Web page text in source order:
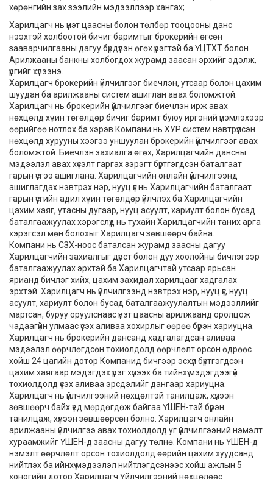
хөрөнгийн зах зээлийн мэдээллээр хангах;
Харилцагч нь үнэт цаасны болон төлбөр тооцооны данс
нээхтэй холбоотой бичиг баримтыг брокерийн өгсөн
зааварчилгааны дагуу бүрдүүлэн өгөх үүрэгтэй ба ҮЦТХТ болон
Арилжааны банкны холбогдох журамд заасан эрхийг эдэлж,
үүргийг хүлээнэ.
Харилцагч брокерийн үйлчилгээг биечлэн, утсаар болон цахим
шуудан ба арилжааны систем ашиглан авах боломжтой.
Харилцагч нь брокерийн үйлчилгээг биечлэн ирж авах
нөхцөлд хүчин төгөлдөр бичиг баримт буюу иргэний үнэмлэхээр
өөрийгөө нотлох ба хэрэв Компани нь ХУР систем нэвтрүүлсэн
нөхцөлд хурууны хээгээ уншуулан брокерийн үйлчилгээг авах
боломжтой. Биечлэн захиалга өгөх, Харилцагчийн дансны
мэдээлэл авах хүсэлт гаргах зэрэгт бүртгэгдсэн баталгаат
гарын үсгээ ашиглана. Харилцагчийн онлайн үйлчилгээнд
ашиглагдах нэвтрэх нэр, нууц үг нь Харилцагчийн баталгаат
гарын үсгийн адил хүчин төгөлдөр үйлчлэх ба Харилцагчийн
цахим хаяг, утасны дугаар, нууц асуулт, хариулт болон бусад
баталгаажуулах хэрэгслүүд нь тухайн Харилцагчийн таних арга
хэрэгсэл мөн болохыг Харилцагч зөвшөөрч байна.
Компани нь СЗХ-ноос баталсан журамд заасны дагуу
Харилцагчийн захиалгыг дүрст болон дуу хоолойны бичлэгээр
баталгаажуулах эрхтэй ба Харилцагчтай утсаар ярьсан
ярианд бичлэг хийх, цахим захидал харилцааг хадгалах
эрхтэй. Харилцагч нь үйлчилгээнд нэвтрэх нэр, нууц үг, нууц
асуулт, хариулт болон бусад баталгаажуулалтын мэдээллийг
мартсан, буруу оруулснаас үнэт цаасны арилжаанд оролцож
чадаагүйн улмаас үүсэх аливаа хохирлыг өөрөө бүрэн хариуцна.
Харилцагч нь брокерийн дансанд хадгалагдсан аливаа
мэдээлэл өөрчлөгдсөн тохиолдолд өөрчлөлт орсон өдрөөс
хойш 24 цагийн дотор Компанид бичгээр эсхүл бүртгэгдсэн
цахим хаягаар мэдэгдэх үүрэг хүлээх ба тийнхүү мэдэгдээгүй
тохиолдолд үүсэх аливаа эрсдэлийг дангаар хариуцна.
Харилцагч нь үйлчилгээний нөхцөлтэй танилцаж, хүлээн
зөвшөөрч байх үед мөрдөгдөж байгаа ҮШЕН-тэй бүрэн
танилцаж, хүлээн зөвшөөрсөн болно. Харилцагч онлайн
арилжааны үйлчилгээ авах тохиолдолд уг үйлчилгээний нэмэлт
хураамжийг ҮШЕН-д заасны дагуу төлнө. Компани нь ҮШЕН-д
нэмэлт өөрчлөлт орсон тохиолдолд өөрийн цахим хуудсанд
нийтлэх ба ийнхүү мэдээлэл нийтлэгдсэнээс хойш ажлын 5
хоногийн дотор Харилцагч Үйлчилгээний нөхцөлөөс